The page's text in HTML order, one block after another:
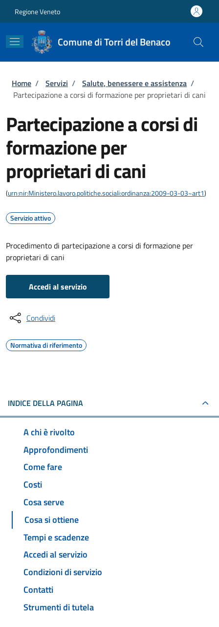
Regione Veneto
Comune di Torri del Benaco
Briciole di pane
Home / Servizi / Salute, benessere e assistenza /
Partecipazione a corsi di formazione per proprietari di cani
Partecipazione a corsi di
formazione per
proprietari di cani
(urn:nir:Ministero.lavoro.politiche.sociali:ordinanza:2009-03-03~art1)
Servizio attivo
Procedimento di partecipazione a corsi di formazione per
proprietari di cani
Accedi al servizio
Condividi
Normativa di riferimento
INDICE DELLA PAGINA
A chi è rivolto
Approfondimenti
Come fare
Costi
Cosa serve
Cosa si ottiene
Tempi e scadenze
Accedi al servizio
Condizioni di servizio
Contatti
Strumenti di tutela